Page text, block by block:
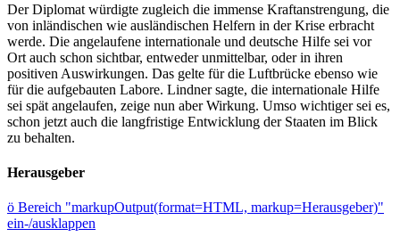
Der Diplomat würdigte zugleich die immense Kraftanstrengung, die
von inländischen wie ausländischen Helfern in der Krise erbracht
werde. Die angelaufene internationale und deutsche Hilfe sei vor
Ort auch schon sichtbar, entweder unmittelbar, oder in ihren
positiven Auswirkungen. Das gelte für die Luftbrücke ebenso wie
für die aufgebauten Labore. Lindner sagte, die internationale Hilfe
sei spät angelaufen, zeige nun aber Wirkung. Umso wichtiger sei es,
schon jetzt auch die langfristige Entwicklung der Staaten im Blick
zu behalten.
Herausgeber
ö Bereich "markupOutput(format=HTML, markup=Herausgeber)"
ein-/ausklappen